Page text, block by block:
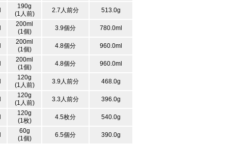
190g
(1人前)
2.7人前分 513.0g
200ml
(1個)
3.9個分 780.0ml
200ml
(1個)
4.8個分 960.0ml
200ml
(1個)
4.8個分 960.0ml
120g
(1人前)
3.9人前分 468.0g
120g
(1人前)
3.3人前分 396.0g
120g
(1枚)
4.5枚分 540.0g
60g
(1個)
6.5個分 390.0g